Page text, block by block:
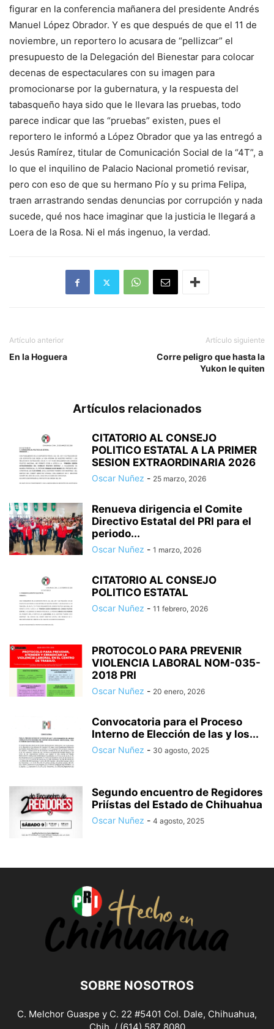
figurar en la conferencia mañanera del presidente Andrés
Manuel López Obrador. Y es que después de que el 11 de
noviembre, un reportero lo acusara de “pellizcar” el
presupuesto de la Delegación del Bienestar para colocar
decenas de espectaculares con su imagen para
promocionarse por la gubernatura, y la respuesta del
tabasqueño haya sido que le llevara las pruebas, todo
parece indicar que las “pruebas” existen, pues el
reportero le informó a López Obrador que ya las entregó a
Jesús Ramírez, titular de Comunicación Social de la “4T”, a
lo que el inquilino de Palacio Nacional prometió revisar,
pero con eso de que su hermano Pío y su prima Felipa,
traen arrastrando sendas denuncias por corrupción y nada
sucede, qué nos hace imaginar que la justicia le llegará a
Loera de la Rosa. Ni el más ingenuo, la verdad.
Artículo anterior
En la Hoguera
Artículo siguiente
Corre peligro que hasta la
Yukon le quiten
Artículos relacionados
CITATORIO AL CONSEJO
POLITICO ESTATAL A LA PRIMER
SESION EXTRAORDINARIA 2026
Oscar Nuñez - 25 marzo, 2026
Renueva dirigencia el Comite
Directivo Estatal del PRI para el
periodo...
Oscar Nuñez - 1 marzo, 2026
CITATORIO AL CONSEJO
POLITICO ESTATAL
Oscar Nuñez - 11 febrero, 2026
PROTOCOLO PARA PREVENIR
VIOLENCIA LABORAL NOM-035-
2018 PRI
Oscar Nuñez - 20 enero, 2026
Convocatoria para el Proceso
Interno de Elección de las y los...
Oscar Nuñez - 30 agosto, 2025
Segundo encuentro de Regidores
Priístas del Estado de Chihuahua
Oscar Nuñez - 4 agosto, 2025
SOBRE NOSOTROS
C. Melchor Guaspe y C. 22 #5401 Col. Dale, Chihuahua,